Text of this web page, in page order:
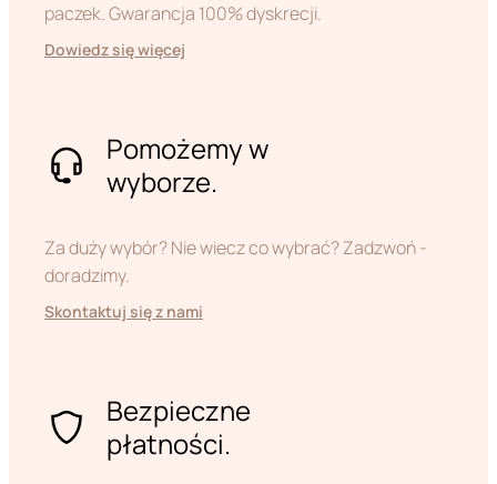
paczek. Gwarancja 100% dyskrecji.
Dowiedz się więcej
Pomożemy w
wyborze.
Za duży wybór? Nie wiecz co wybrać? Zadzwoń -
doradzimy.
Skontaktuj się z nami
Bezpieczne
płatności.